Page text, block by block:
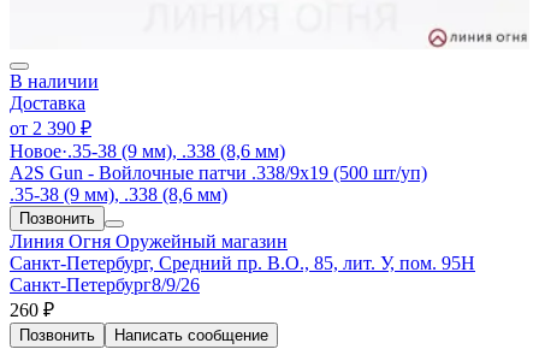
В наличии
Доставка
от 2 390 ₽
Новое·.35-38 (9 мм), .338 (8,6 мм)
A2S Gun - Войлочные патчи .338/9х19 (500 шт/уп)
.35-38 (9 мм), .338 (8,6 мм)
Позвонить
Линия Огня Оружейный магазин
Санкт-Петербург, Средний пр. В.О., 85, лит. У, пом. 95Н
Санкт-Петербург8/9/26
260 ₽
Позвонить Написать сообщение